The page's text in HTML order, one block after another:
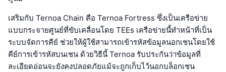
เสริมกับ Ternoa Chain คือ Ternoa Fortress ซึ่งเป็นเครือข่าย
แบบกระจายศูนย์ที่ขับเคลื่อนโดย TEEs เครือข่ายนี้ทำหน้าที่เป็น
ระบบจัดการคีย์ ช่วยให้ผู้ใช้สามารถเข้ารหัสข้อมูลนอกเชนโดยใช้
คีย์การเข้ารหัสบนเชน ด้วยวิธีนี้ Ternoa รับประกันว่าข้อมูลที่
ละเอียดอ่อนจะยังคงปลอดภัยแม้จะถูกเก็บไว้นอกบล็อกเชน